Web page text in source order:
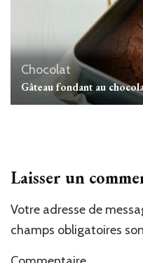
Chocolat
Gâteau fondant au
Laisser un
Votre adresse de
champs obligatoires